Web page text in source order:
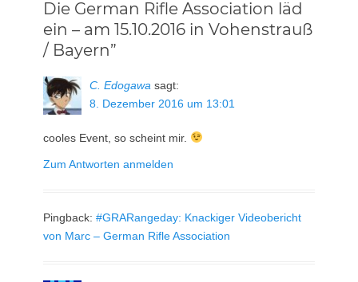
Die German Rifle Association läd
ein – am 15.10.2016 in Vohenstrauß
/ Bayern”
C. Edogawa sagt:
8. Dezember 2016 um 13:01
cooles Event, so scheint mir.
Zum Antworten anmelden
Pingback: #GRARangeday: Knackiger Videobericht
von Marc – German Rifle Association